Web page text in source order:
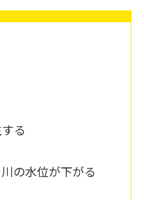
る
川の水位が下がる